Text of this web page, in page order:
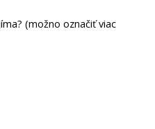
(možno označiť viac